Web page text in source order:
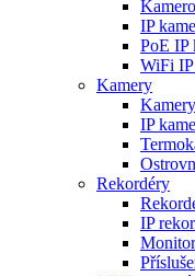
IP
PoE IP
WiFi IP
Kamery
IP
Rekordéry
IP